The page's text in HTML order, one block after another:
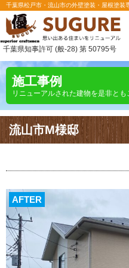
千葉県松戸市・流山市の外壁塗装・屋根塗装
千葉県知事許可 (般-28) 第 50795号
施工事例
リニューアルされた建物を是非とも
流山市M様邸
AFTER